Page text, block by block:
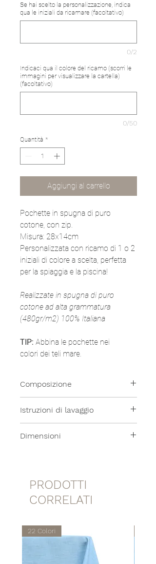
Se hai scelto la personalizzazione, indica
qua le iniziali da ricamare (facoltativo)
0/2
Indicaci qua il colore del ricamo (scorri le
immagini per visualizzare la cartella)
(facoltativo)
0/50
Quantità *
Aggiungi al carrello
Pochette in spugna di puro
cotone, con zip.
Misura: 28x14cm
Personalizzata con ricamo di 1 o 2
iniziali di colore a scelta, perfetta
per la spiaggia e la piscina!
Realizzate in spugna di puro
cotone ad alta grammatura
(480gr/m2) 100% Italiana
TIP: Abbina le pochette nei
colori dei teli mare.
Composizione
Istruzioni di lavaggio
in lavatrice a temperatura
Dimensioni
PRODOTTI
CORRELATI
22 Colori